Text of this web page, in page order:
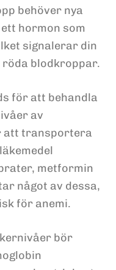
behöver nya
hormon som
signalerar din
blodkroppar.
för att behandla
av
att transportera
metformin
något av dessa,
för anemi.
bör